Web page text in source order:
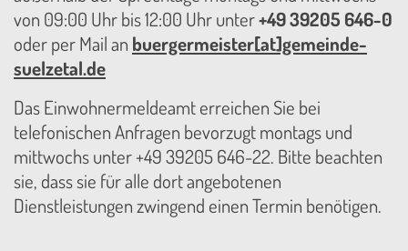
von 09:00 Uhr bis 12:00 Uhr unter+49 39205 646-0
oder per Mail an buergermeister[at]gemeinde-
suelzetal.de
Das Einwohnermeldeamt erreichen Sie bei
telefonischen Anfragen bevorzugt montags und
mittwochs unter +49 39205 646-22. Bitte beachten
sie, dass sie für alle dort angebotenen
Dienstleistungen zwingend einen Termin benötigen.